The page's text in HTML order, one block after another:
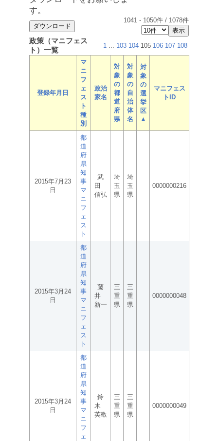
す。
1041 - 1050件 / 1078件
政策（マニフェス
ト）一覧
1 ... 103 104 105 106 107 108
登録年月日
マ
ニ
フ
ェ
ス
ト
種
別
政治
家名
対
象
の
都
道
府
県
対
象
の
自
治
体
名
対
象
の
選
挙
区
▲
マニフェス
トID
2015年7月23
日
都
道
府
県
知
事
マ
ニ
フ
ェ
ス
ト
武
田
信弘
埼
玉
県
埼
玉
県
0000000216
2015年3月24
日
都
道
府
県
知
事
マ
ニ
フ
ェ
ス
ト
藤
井
新一
三
重
県
三
重
県
0000000048
2015年3月24
日
都
道
府
県
知
事
マ
ニ
フ
ェ
鈴
木
英敬
三
重
県
三
重
県
0000000049